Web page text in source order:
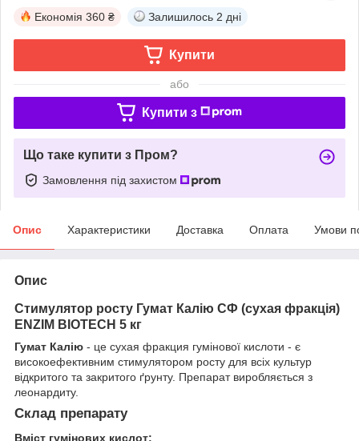
Економія 360 ₴ Залишилось 2 дні
Купити
або
Купити з
Що таке купити з Пром?
Замовлення під захистом
Опис Характеристики Доставка Оплата Умови
Опис
Стимулятор росту Гумат Калію СФ (сухая фракція)
ENZIM BIOTECH 5 кг
Гумат Калію - це сухая фракция гумінової кислоти - є
високоефективним стимулятором росту для всіх культур
відкритого та закритого ґрунту. Препарат виробляється з
леонардиту.
Склад препарату
Вміст гумінових кислот: